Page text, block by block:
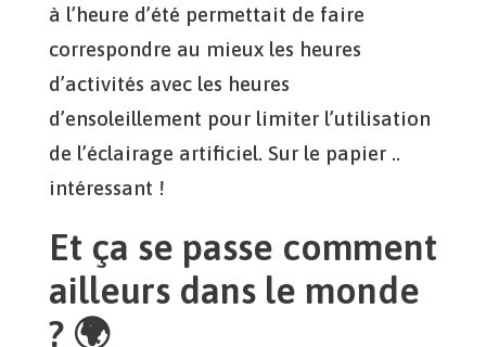
à l’heure d’été permettait de faire
correspondre au mieux les heures
d’activités avec les heures
d’ensoleillement pour limiter l’utilisation
de l’éclairage artificiel. Sur le papier ..
intéressant !
Et ça se passe comment
ailleurs dans le monde
? 🌍